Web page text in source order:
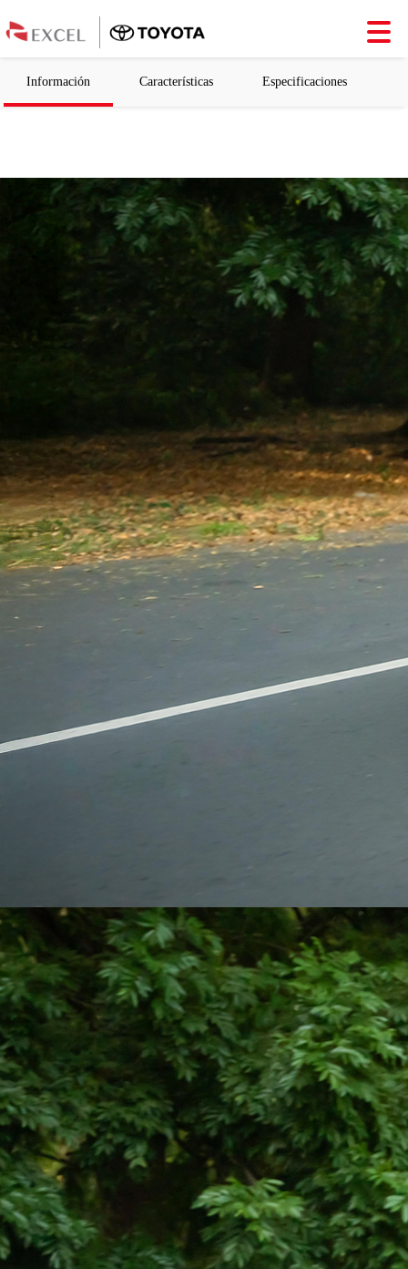
Información Características Especificaciones
Desde $21,150*
*Precios incluyen IVA, IPM y gastos de placas.
Cotizar Vehículo
Descargar Brochure
Más compacto que nunca
Compacto por fuera pero con un gran aprovechamiento del
espacio interior para poder cargar lo que quieras, nuestro